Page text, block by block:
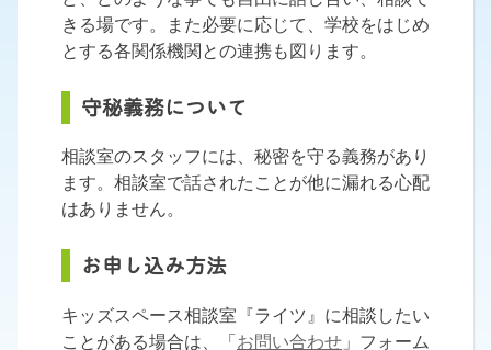
きる場です。また必要に応じて、学校をはじめ
とする各関係機関との連携も図ります。
守秘義務について
相談室のスタッフには、秘密を守る義務があり
ます。相談室で話されたことが他に漏れる心配
はありません。
お申し込み方法
キッズスペース相談室『ライツ』に相談したい
ことがある場合は、「 お問い合わせ 」フォーム